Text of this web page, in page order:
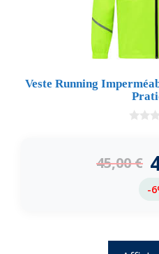
Veste Running
5
45,00€
-